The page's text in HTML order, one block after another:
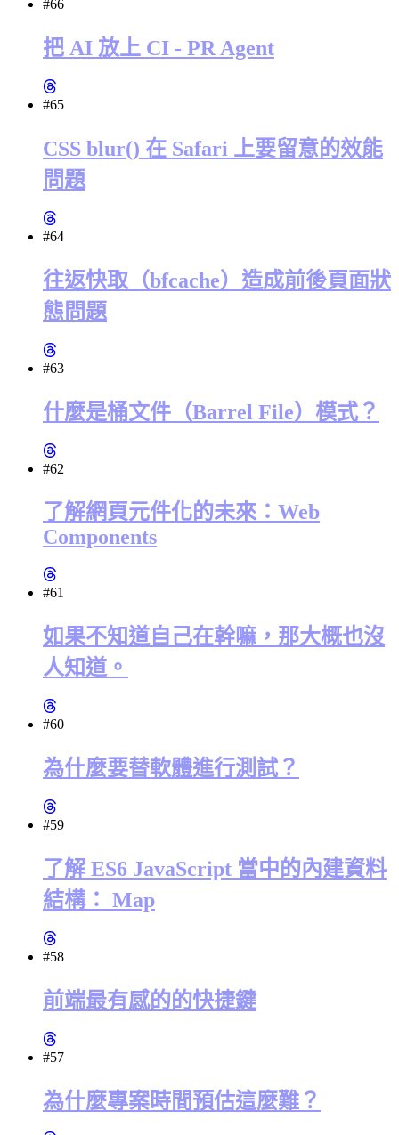
#66
把 AI 放上 CI - PR Agent
#65
CSS blur() 在 Safari 上要留意的效能
問題
#64
往返快取（bfcache）造成前後頁面狀
態問題
#63
什麼是桶文件（Barrel File）模式？
#62
了解網頁元件化的未來：Web
Components
#61
如果不知道自己在幹嘛，那大概也沒
人知道。
#60
為什麼要替軟體進行測試？
#59
了解 ES6 JavaScript 當中的內建資料
結構： Map
#58
前端最有感的的快捷鍵
#57
為什麼專案時間預估這麼難？